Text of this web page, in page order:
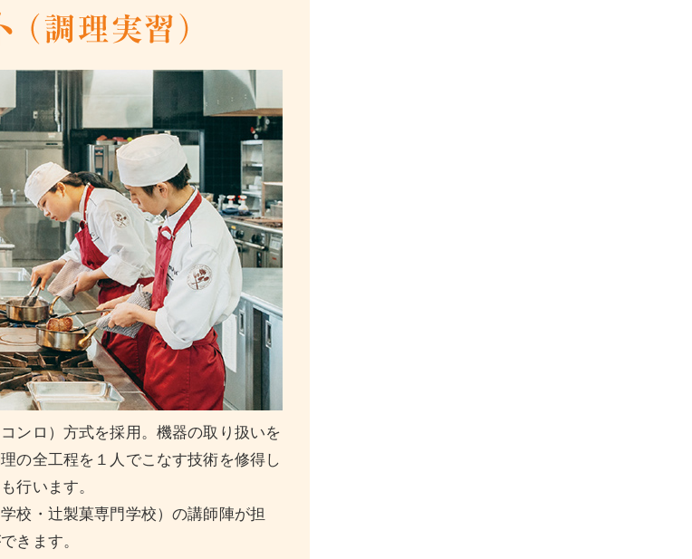
ンロ）方式を採用。機器の取り扱いを
の全工程を１人でこなす技術を修得し
行います。
校・辻製菓専門学校）の講師陣が担
きます。